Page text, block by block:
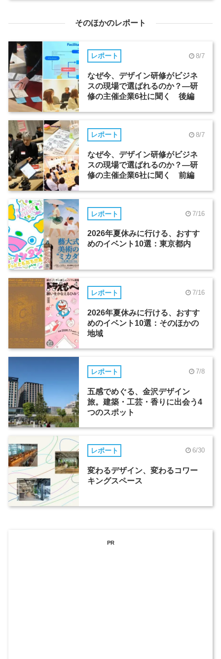
そのほかのレポート
レポート 8/7
なぜ今、デザイン研修がビジネ
スの現場で選ばれるのか？―研
修の主催企業6社に聞く 後編
レポート 8/7
なぜ今、デザイン研修がビジネ
スの現場で選ばれるのか？―研
修の主催企業6社に聞く 前編
レポート 7/16
2026年夏休みに行ける、おすす
めのイベント10選：東京都内
レポート 7/16
2026年夏休みに行ける、おすす
めのイベント10選：そのほかの
地域
レポート 7/8
五感でめぐる、金沢デザイン
旅。建築・工芸・香りに出会う4
つのスポット
レポート 6/30
変わるデザイン、変わるコワー
キングスペース
PR